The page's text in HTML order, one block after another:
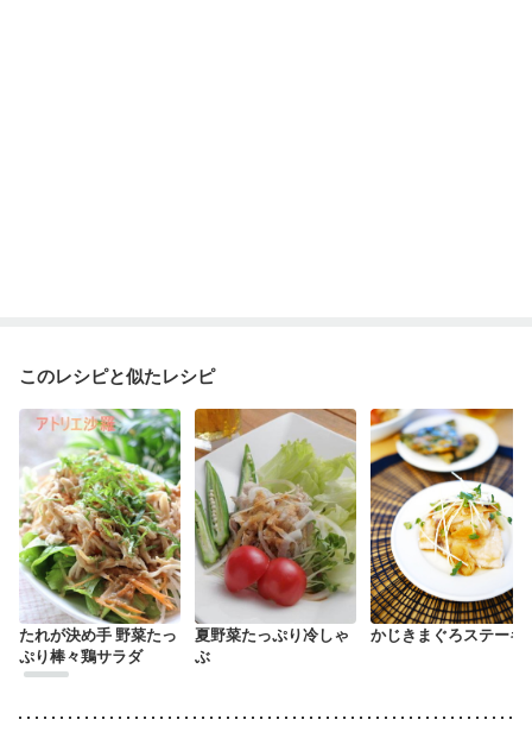
このレシピと似たレシピ
たれが決め手 野菜たっ
ぷり棒々鶏サラダ
夏野菜たっぷり冷しゃ
ぶ
かじきまぐろステーキ